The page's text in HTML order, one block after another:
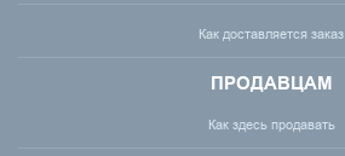
Как доставляется заказ
ПРОДАВЦАМ
Как здесь продавать